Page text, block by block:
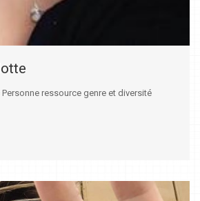
ressource genre et diversité